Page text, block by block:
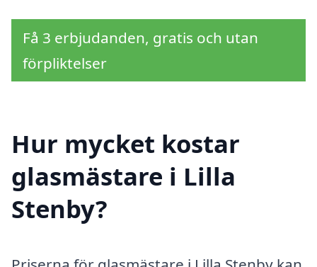
Få 3 erbjudanden, gratis och utan
förpliktelser
Hur mycket kostar
glasmästare i Lilla
Stenby?